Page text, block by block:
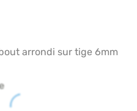
arrondi sur tige 6mm